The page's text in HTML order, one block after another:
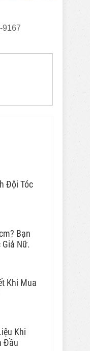
9167
Đội Tóc
Bạn
Giả Nữ.
Khi Mua
Khi
Đầu